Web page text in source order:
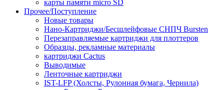
карты памяти micro SD
Прочее/Поступление
Новые товары
Нано-Картриджи/Бесшлейфовые СНПЧ Bursten
Перезаправляемые картриджи для плоттеров
Образцы, рекламные материалы
картриджи Cactus
Выводимые
Ленточные картриджи
IST-LFP (Холсты, Рулонная бумага, Чернила)